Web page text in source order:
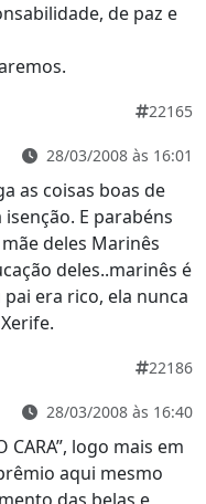
de paz e
22165
28/03/2008 às 16:01
as coisas boas de
E parabéns
deles Marinês
deles..marinês é
era rico, ela nunca
22186
28/03/2008 às 16:40
logo mais em
aqui mesmo